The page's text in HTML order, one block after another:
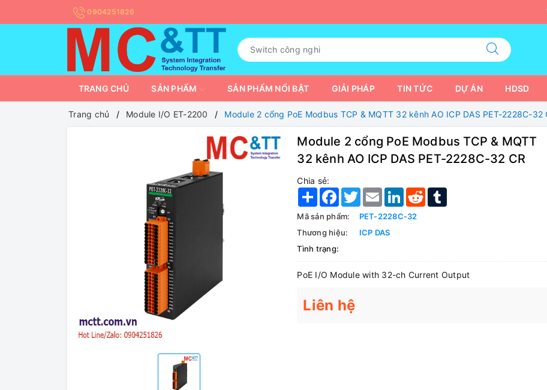
0904251826
TRANG CHỦ SẢN PHẨM SẢN PHẨM NỔI BẬT GIẢI PHÁP TIN TỨC DỰ ÁN HDSD
Trang chủ Module I/O ET-2200 Module 2 cổng PoE Modbus TCP & MQTT 32 kênh AO ICP DAS PET-2228C-32
Module 2 cổng PoE Modbus TCP & MQTT
32 kênh AO ICP DAS PET-2228C-32 CR
Chia sẻ:
Share Facebook
TwitterEmail LinkedIn
Reddit
Mã sản phẩm:
PET-2228C-32
Thương hiệu:
ICP DAS
Tình trạng:
PoE I/O Module with 32-ch Current Output
Liên hệ